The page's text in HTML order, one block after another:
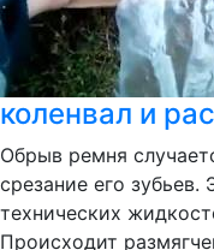
коленвал и
Обрыв ремня
срезание его
технических
Происходит